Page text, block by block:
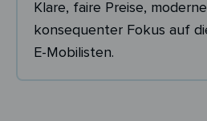
Klare, faire Preise,
konsequenter Fokus auf
E-Mobilisten.